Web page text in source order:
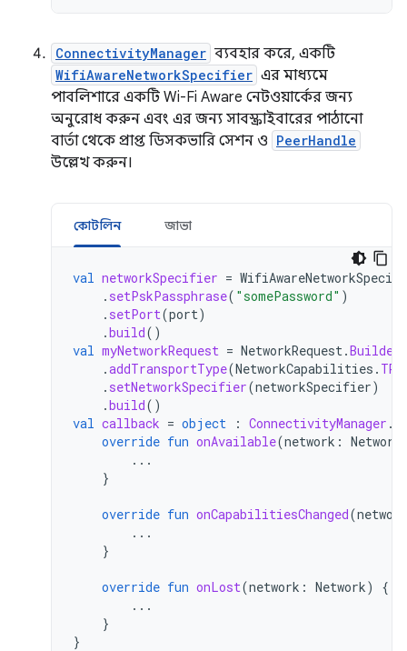
ConnectivityManager ব্যবহার করে, একটি
WifiAwareNetworkSpecifier এর মাধ্যমে
পাবলিশারে একটি Wi-Fi Aware নেটওয়ার্কের জন্য
অনুরোধ করুন এবং এর জন্য সাবস্ক্রাইবারের পাঠানো
বার্তা থেকে প্রাপ্ত ডিসকভারি সেশন ও PeerHandle
উল্লেখ করুন।
কোটলিন জাভা
val networkSpecifier =
. setPskPassphrase( "somePassword" )
. setPort(port)
.build()
val myNetworkRequest = NetworkRequest.Builder
.addTransportType(NetworkCapabilities .
. setNetworkSpecifier(networkSpecifier)
.build()
val callback = object : ConnectivityManager .
override fun onAvailable(network : Network
...
}
override fun onCapabilitiesChanged(network
...
}
override fun onLost(network : Network)
{
...
}
}